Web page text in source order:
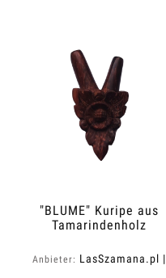
"BLUME" Kuripe aus
Tamarindenholz
Anbieter: LasSzamana.pl |